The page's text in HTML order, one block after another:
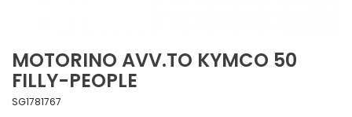
MOTORINO AVV.TO KYMCO 50
FILLY-PEOPLE
SG1781767